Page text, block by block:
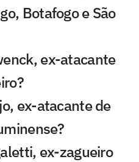
Botafogo e São
ex-atacante
ex-atacante de
ex-zagueiro